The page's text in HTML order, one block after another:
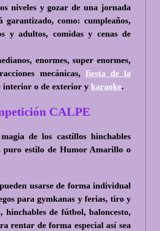
niveles y gozar de una jornada
como: cumpleaños,
y adultos, comidas y cenas de
enormes, super enormes,
mecánicas, fiesta de la
interior o de exterior y karaoke.
CALPE
de los castillos hinchables
puro estilo de Humor Amarillo o
usarse de forma individual
para gymkanas y ferias, tiro y
de fútbol, baloncesto,
rentar de forma especial así sea